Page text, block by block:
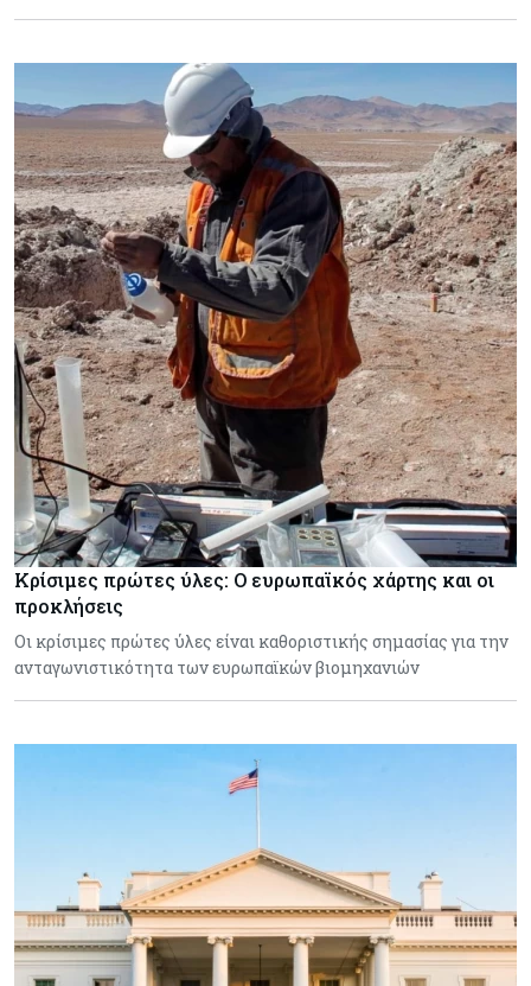
Κρίσιμες πρώτες ύλες: Ο ευρωπαϊκός χάρτης και οι
προκλήσεις
Οι κρίσιμες πρώτες ύλες είναι καθοριστικής σημασίας για την
ανταγωνιστικότητα των ευρωπαϊκών βιομηχανιών